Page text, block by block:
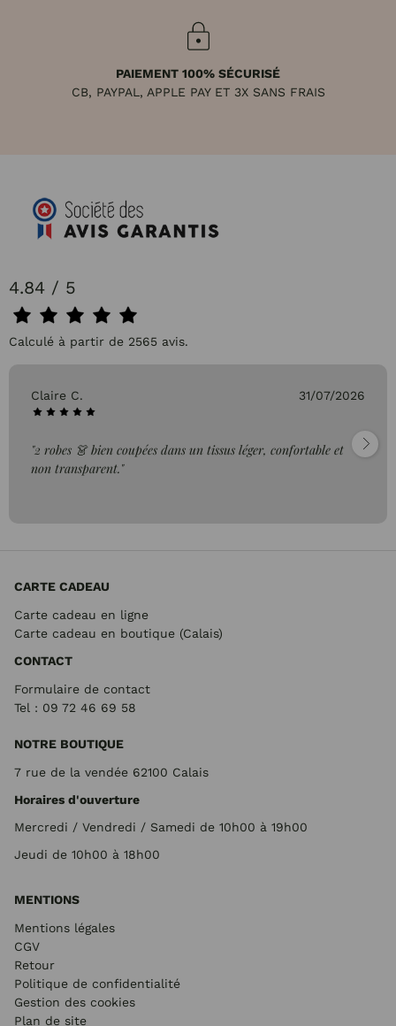
PAIEMENT 100% SÉCURISÉ
CB, PAYPAL, APPLE PAY ET 3X SANS FRAIS
4.84 / 5
Calculé à partir de 2565 avis.
Pascale P. 26/07/2026
"très bien"
CARTE CADEAU
Carte cadeau en ligne
Carte cadeau en boutique (Calais)
CONTACT
Formulaire de contact
Tel : 09 72 46 69 58
NOTRE BOUTIQUE
7 rue de la vendée 62100 Calais
Horaires d'ouverture
Mercredi / Vendredi / Samedi de 10h00 à 19h00
Jeudi de 10h00 à 18h00
MENTIONS
Mentions légales
CGV
Retour
Politique de confidentialité
Gestion des cookies
Plan de site